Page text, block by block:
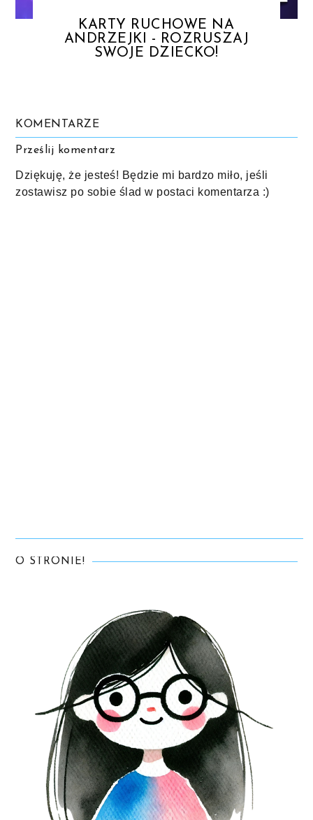
KARTY RUCHOWE NA
ANDRZEJKI - ROZRUSZAJ
SWOJE DZIECKO!
KOMENTARZE
Prześlij komentarz
Dziękuję, że jesteś! Będzie mi bardzo miło, jeśli
zostawisz po sobie ślad w postaci komentarza :)
O STRONIE!